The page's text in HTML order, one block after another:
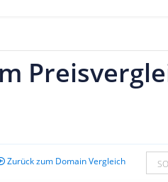
Zurück zum Domain Vergleich